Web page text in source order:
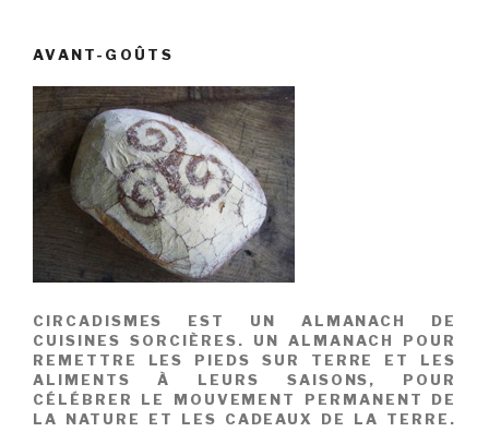
AVANT-GOÛTS
CIRCADISMES EST UN ALMANACH DE
CUISINES SORCIÈRES. UN ALMANACH POUR
REMETTRE LES PIEDS SUR TERRE ET LES
ALIMENTS À LEURS SAISONS, POUR
CÉLÉBRER LE MOUVEMENT PERMANENT DE
LA NATURE ET LES CADEAUX DE LA TERRE.